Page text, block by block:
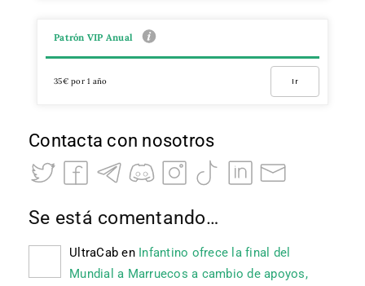
Patrón VIP Anual
35€ por 1 año Ir
Contacta con nosotros
Se está comentando…
UltraCab en Infantino ofrece la final del
Mundial a Marruecos a cambio de apoyos,